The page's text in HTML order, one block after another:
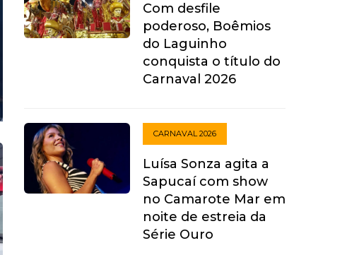
Com desfile
poderoso, Boêmios
do Laguinho
conquista o título do
Carnaval 2026
CARNAVAL 2026
Luísa Sonza agita a
Sapucaí com show
no Camarote Mar em
noite de estreia da
Série Ouro